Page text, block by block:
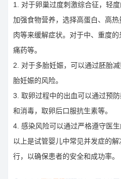
1. 对于卵巢过度刺激综合征，轻
加强食物营养，选择高蛋白、高
肉等来缓解症状。对于中、重度
痛药等。
2. 对于多胎妊娠，可以通过胚胎
胎妊娠的风险。
3. 取卵过程中的出血可以通过预
和消毒，取卵后口服抗生素等。
4. 感染风险可以通过严格遵守医生
以上是试管婴儿中常见并发症的
行，以确保患者的安全和成功率。